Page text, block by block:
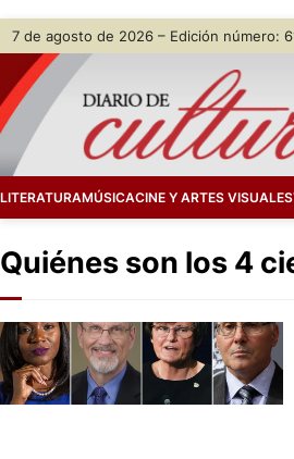
Skip
content
7 de agosto de 2026 – Edición número:
LITERATURAMÚSICACINE Y ARTES VISUALES
Quiénes son los 4